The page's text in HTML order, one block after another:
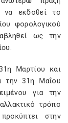
να εκδοθεί το
φορολογικού
ως την
Μαρτίου και
την 31η Μαΐου
για την
τρόπο
στην